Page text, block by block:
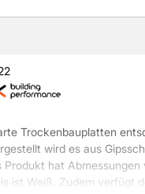
Trockenbauplatten
wird es aus
Produkt hat
ist Weiß. Zudem verfügt